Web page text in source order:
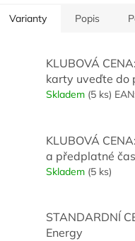
Varianty Popis
KLUBOVÁ
karty uveďte do
Skladem (5 ks)
KLUBOVÁ
a předplatné
Skladem (5 ks)
STANDARDNÍ
Energy